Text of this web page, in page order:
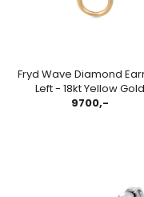
Fryd Wave Diamond
Left - 18kt Yellow Gold
9700,-